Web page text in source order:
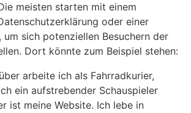
meisten starten mit einem
oder einer
um sich potenziellen Besuchern der
Dort könnte zum Beispiel stehen:
arbeite ich als Fahrradkurier,
ein aufstrebender Schauspieler
ist meine Website. Ich lebe in